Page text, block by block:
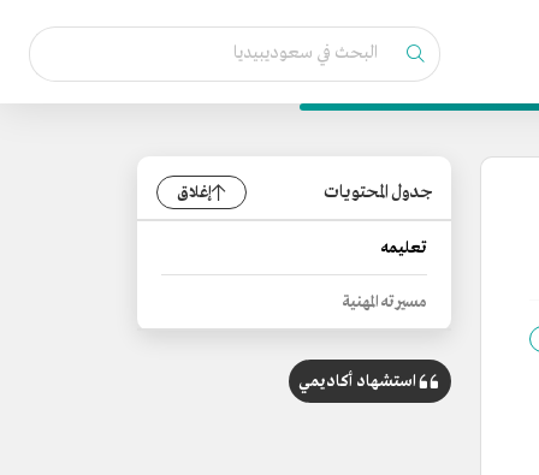
جدول المحتويات إغلاق
تعليمه
مسيرته المهنية
استشهاد أكاديمي